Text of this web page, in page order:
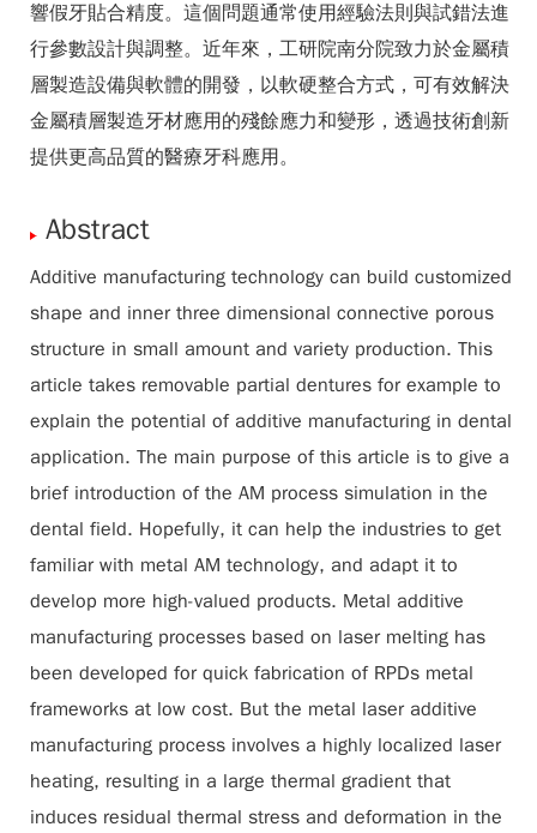
響假牙貼合精度。這個問題通常使用經驗法則與試錯法進
行參數設計與調整。近年來，工研院南分院致力於金屬積
層製造設備與軟體的開發，以軟硬整合方式，可有效解決
金屬積層製造牙材應用的殘餘應力和變形，透過技術創新
提供更高品質的醫療牙科應用。
Abstract
Additive manufacturing technology can build customized
shape and inner three dimensional connective porous
structure in small amount and variety production. This
article takes removable partial dentures for example to
explain the potential of additive manufacturing in dental
application. The main purpose of this article is to give a
brief introduction of the AM process simulation in the
dental field. Hopefully, it can help the industries to get
familiar with metal AM technology, and adapt it to
develop more high-valued products. Metal additive
manufacturing processes based on laser melting has
been developed for quick fabrication of RPDs metal
frameworks at low cost. But the metal laser additive
manufacturing process involves a highly localized laser
heating, resulting in a large thermal gradient that
induces residual thermal stress and deformation in the